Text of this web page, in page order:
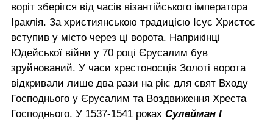
воріт зберігся від часів візантійського імператора
Іраклія. За християнською традицією Ісус Христос
вступив у місто через ці ворота. Наприкінці
Юдейської війни у 70 році Єрусалим був
зруйнований. У часи хрестоносців Золоті ворота
відкривали лише два рази на рік: для свят Входу
Господнього у Єрусалим та Воздвиження Хреста
Господнього. У 1537-1541 роках Сулейман I